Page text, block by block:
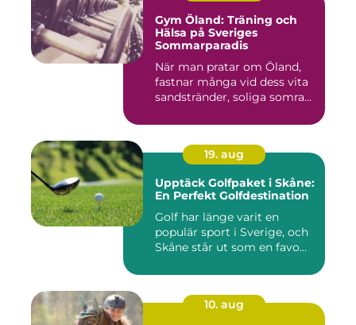
Gym Öland: Träning och
Hälsa på Sveriges
Sommarparadis
När man pratar om Öland,
fastnar många vid dess vita
sandstränder, soliga somra...
19. aug
Upptäck Golfpaket i Skåne:
En Perfekt Golfdestination
Golf har länge varit en
populär sport i Sverige, och
Skåne står ut som en favo...
10. aug